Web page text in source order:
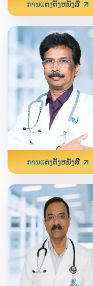
ການແຕ່ງຕັ້ງຫນັງສື
ການແຕ່ງຕັ້ງຫນັງສື